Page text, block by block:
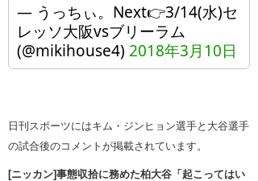
— うっちぃ。Next👉3/14(水)セ
レッソ大阪vsブリーラム
(@mikihouse4) 2018年3月10日
日刊スポーツにはキム・ジンヒョン選手と大谷選手
の試合後のコメントが掲載されています。
[ニッカン]事態収拾に務めた柏大谷「起こってはい